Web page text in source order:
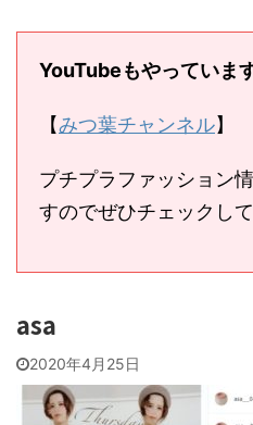
YouTubeもやっていま
【みつ葉チャンネル】
プチプラファッション
すのでぜひチェックし
asa
2020年4月25日